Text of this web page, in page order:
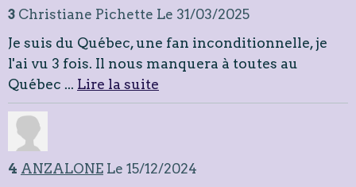
3 Christiane Pichette Le 31/03/2025
Je suis du Québec, une fan inconditionnelle, je
l'ai vu 3 fois. Il nous manquera à toutes au
Québec ... Lire la suite
4 ANZALONE Le 15/12/2024